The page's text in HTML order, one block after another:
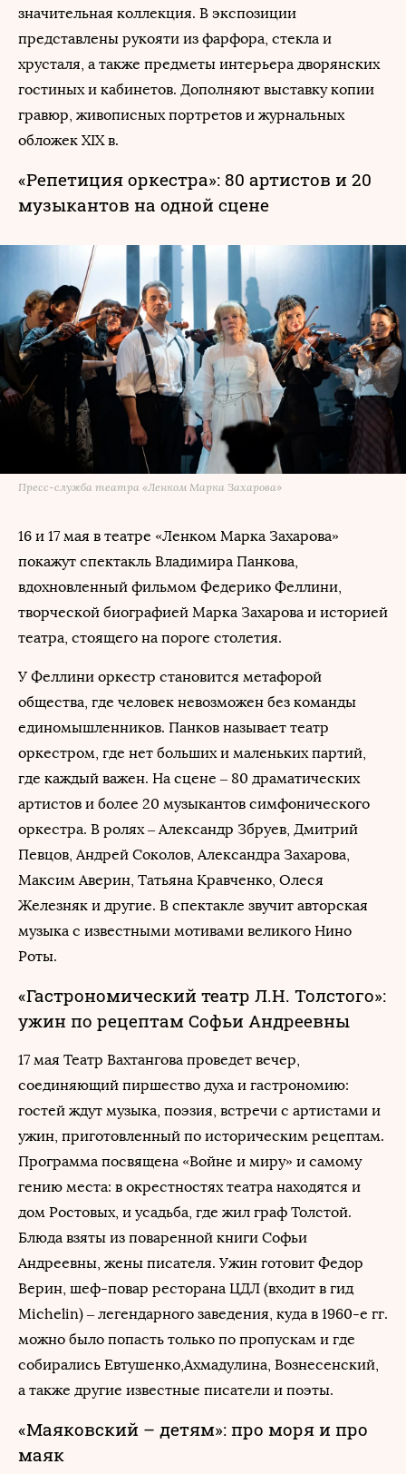
значительная коллекция. В экспозиции
представлены рукояти из фарфора, стекла и
хрусталя, а также предметы интерьера дворянских
гостиных и кабинетов. Дополняют выставку копии
гравюр, живописных портретов и журнальных
обложек XIX в.
«Репетиция оркестра»: 80 артистов и 20
музыкантов на одной сцене
Пресс-служба театра «Ленком Марка Захарова»
16 и 17 мая в театре «Ленком Марка Захарова»
покажут спектакль Владимира Панкова,
вдохновленный фильмом Федерико Феллини,
творческой биографией Марка Захарова и историей
театра, стоящего на пороге столетия.
У Феллини оркестр становится метафорой
общества, где человек невозможен без команды
единомышленников. Панков называет театр
оркестром, где нет больших и маленьких партий,
где каждый важен. На сцене – 80 драматических
артистов и более 20 музыкантов симфонического
оркестра. В ролях – Александр Збруев, Дмитрий
Певцов, Андрей Соколов, Александра Захарова,
Максим Аверин, Татьяна Кравченко, Олеся
Железняк и другие. В спектакле звучит авторская
музыка с известными мотивами великого Нино
Роты.
«Гастрономический театр Л.Н. Толстого»:
ужин по рецептам Софьи Андреевны
17 мая Театр Вахтангова проведет вечер,
соединяющий пиршество духа и гастрономию:
гостей ждут музыка, поэзия, встречи с артистами и
ужин, приготовленный по историческим рецептам.
Программа посвящена «Войне и миру» и самому
гению места: в окрестностях театра находятся и
дом Ростовых, и усадьба, где жил граф Толстой.
Блюда взяты из поваренной книги Софьи
Андреевны, жены писателя. Ужин готовит Федор
Верин, шеф-повар ресторана ЦДЛ (входит в гид
Michelin) – легендарного заведения, куда в 1960-е гг.
можно было попасть только по пропускам и где
собирались Евтушенко,Ахмадулина, Вознесенский,
а также другие известные писатели и поэты.
«Маяковский – детям»: про моря и про
маяк